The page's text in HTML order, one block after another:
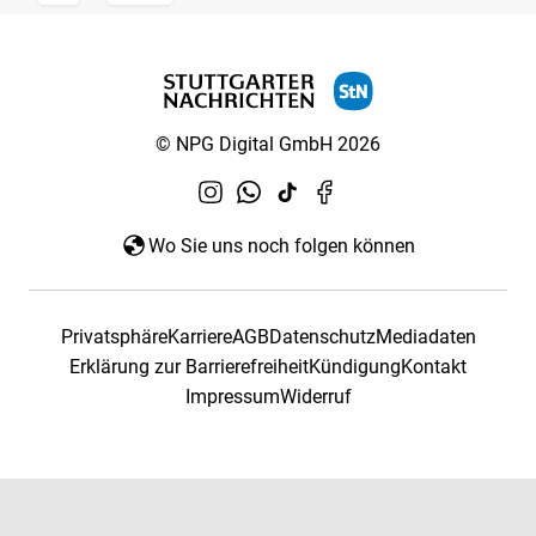
© NPG Digital GmbH 2026
Wo Sie uns noch folgen können
PrivatsphäreKarriereAGBDatenschutzMediadaten
Erklärung zur BarrierefreiheitKündigungKontakt
ImpressumWiderruf